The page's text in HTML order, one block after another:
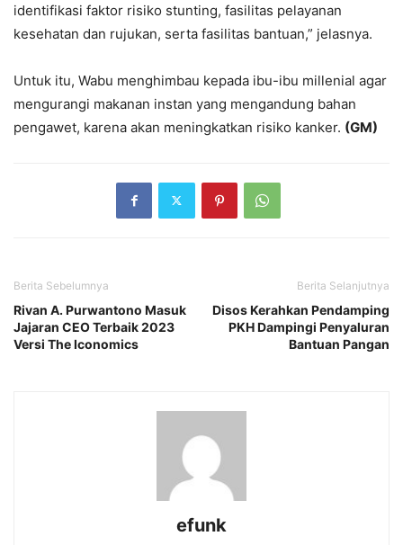
identifikasi faktor risiko stunting, fasilitas pelayanan
kesehatan dan rujukan, serta fasilitas bantuan,” jelasnya.
Untuk itu, Wabu menghimbau kepada ibu-ibu millenial agar
mengurangi makanan instan yang mengandung bahan
pengawet, karena akan meningkatkan risiko kanker. (GM)
Berita Sebelumnya
Rivan A. Purwantono Masuk
Jajaran CEO Terbaik 2023
Versi The Iconomics
Berita Selanjutnya
Disos Kerahkan Pendamping
PKH Dampingi Penyaluran
Bantuan Pangan
efunk